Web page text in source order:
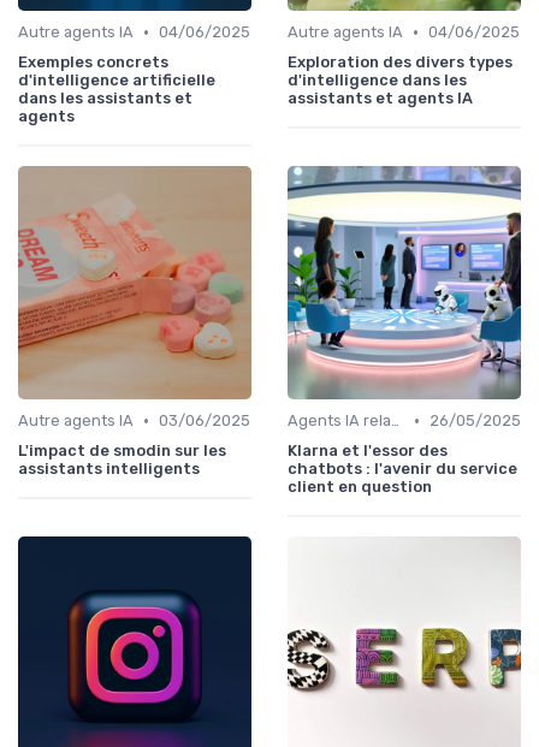
Autre agents IA • 04/06/2025
Exemples concrets
d'intelligence artificielle
dans les assistants et
agents
Autre agents IA • 04/06/2025
Exploration des divers types
d'intelligence dans les
assistants et agents IA
Autre agents IA • 03/06/2025
L'impact de smodin sur les
assistants intelligents
Agents IA relation client •
26/05/2025
Klarna et l'essor des
chatbots : l'avenir du service
client en question